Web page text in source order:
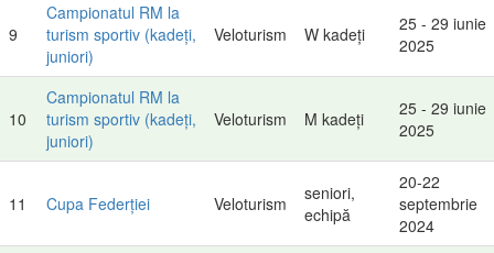
9
Campionatul RM la
turism sportiv (kadeți,
juniori)
Veloturism W kadeți
25 - 29 iunie
2025
10
Campionatul RM la
turism sportiv (kadeți,
juniori)
Veloturism M kadeți
25 - 29 iunie
2025
11 Cupa Federției Veloturism
seniori,
echipă
20-22
septembrie
2024